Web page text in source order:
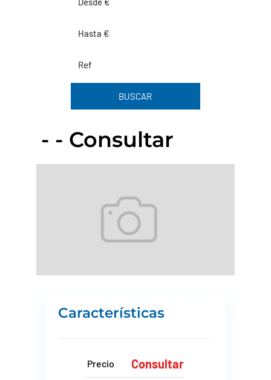
BUSCAR
- - Consultar
Características
Precio Consultar